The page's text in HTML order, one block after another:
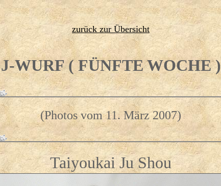
zurück zur Übersicht
J-WURF ( FÜNFTE WOCHE )
(Photos vom 11. März 2007)
Taiyoukai Ju Shou